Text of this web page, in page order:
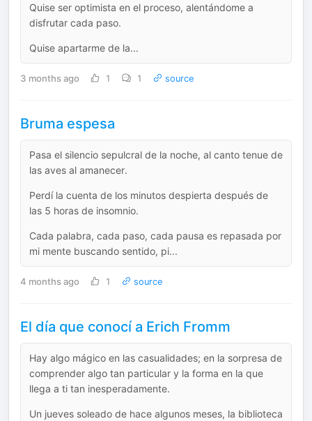
Quise ser optimista en el proceso, alentándome a
disfrutar cada paso.
Quise apartarme de la...
3 months ago 1 1 source
Bruma espesa
Pasa el silencio sepulcral de la noche, al canto tenue de
las aves al amanecer.
Perdí la cuenta de los minutos despierta después de
las 5 horas de insomnio.
Cada palabra, cada paso, cada pausa es repasada por
mi mente buscando sentido, pi...
4 months ago 1 source
El día que conocí a Erich Fromm
Hay algo mágico en las casualidades; en la sorpresa de
comprender algo tan particular y la forma en la que
llega a ti tan inesperadamente.
Un jueves soleado de hace algunos meses, la biblioteca